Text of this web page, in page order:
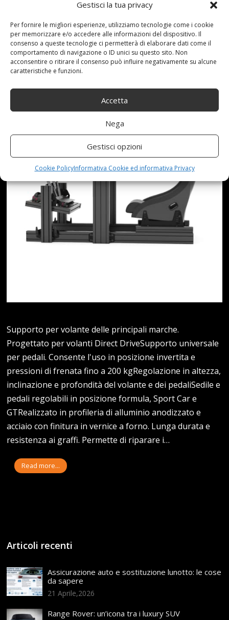
Gestisci la tua privacy
Per fornire le migliori esperienze, utilizziamo tecnologie come i cookie
per memorizzare e/o accedere alle informazioni del dispositivo. Il
consenso a queste tecnologie ci permetterà di elaborare dati come il
comportamento di navigazione o ID unici su questo sito. Non
acconsentire o ritirare il consenso può influire negativamente su alcune
caratteristiche e funzioni.
Accetta
Nega
Gestisci opzioni
Cookie PolicyInformativa Cookie ed informativa Privacy
IOVALUE TECH – CUSTOM
COCKPIT KR135 EVO –
SIMRACING RIG (BLACK)
Supporto per volante delle principali marche.
Progettato per volanti Direct DriveSupporto universale
per pedali. Consente l'uso in posizione invertita e
pressioni di frenata fino a 200 kgRegolazione in altezza,
inclinazione e profondità del volante e dei pedaliSedile e
pedali regolabili in posizione formula, Sport Car e
GTRealizzato in profileria di alluminio anodizzato e
acciaio con finitura in vernice a forno. Lunga durata e
resistenza ai graffi. Permette di riparare i…
Read more...
Articoli recenti
Assicurazione auto e sostituzione lunotto: le cose
da sapere
21 Aprile,2026
Range Rover: un’icona tra i luxury SUV